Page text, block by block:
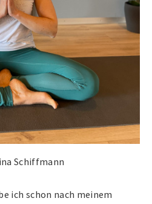
Schiffmann
ich schon nach meinem